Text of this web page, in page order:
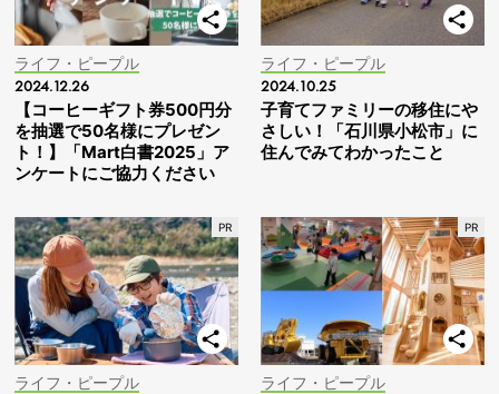
ライフ・ピープル
2024.12.26
【コーヒーギフト券500円分
を抽選で50名様にプレゼン
ト！】「Mart白書2025」ア
ンケートにご協力ください
ライフ・ピープル
2024.10.25
子育てファミリーの移住にや
さしい！「石川県小松市」に
住んでみてわかったこと
ライフ・ピープル ライフ・ピープル